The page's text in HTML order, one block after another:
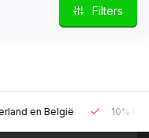
Filters
10% korting met een